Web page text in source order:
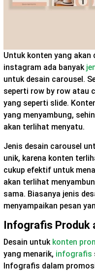
Untuk konten yang akan
instagram ada banyak
untuk desain carousel.
seperti row by row atau
yang seperti slide.
yang menyambung,
akan terlihat menyatu.
Jenis desain carousel
unik, karena konten
cukup efektif untuk
akan terlihat
sama. Biasanya jenis
menyampaikan pesan
Infografis Produk
Desain untuk konten
yang menarik, infografis
Infografis dalam